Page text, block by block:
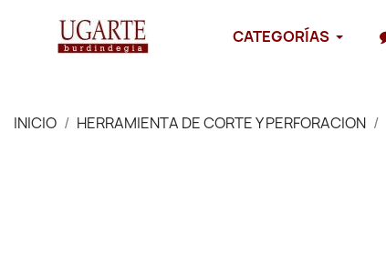
CATEGORÍAS
INICIO HERRAMIENTA DE CORTE Y PERFORACION